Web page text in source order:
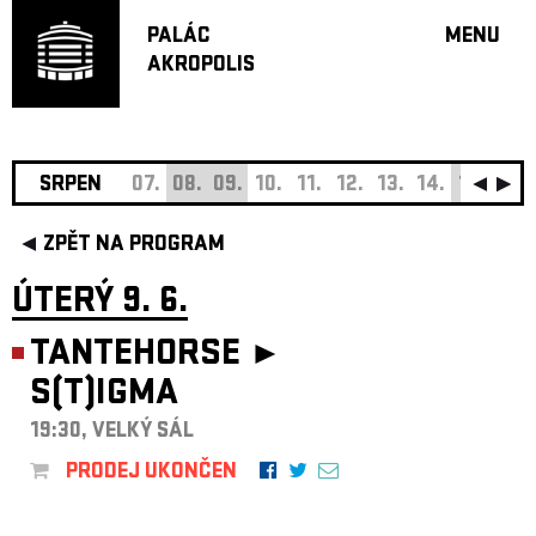
PALÁC
AKROPOLIS
MENU
JAZZ
SRPEN 07. 08. 09. 10. 11. 12. 13. 14. 15. 16.
ZPĚT NA PROGRAM
ÚTERÝ 9. 6.
TANTEHORSE ►
S(T)IGMA
19:30, VELKÝ SÁL
PRODEJ UKONČEN